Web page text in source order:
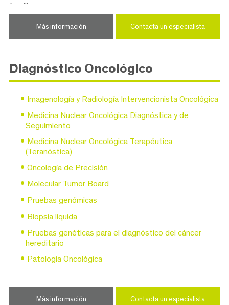
familias.
Más información Contacta un especialista
Diagnóstico Oncológico
Imagenología y Radiología Intervencionista Oncológica
Medicina Nuclear Oncológica Diagnóstica y de
Seguimiento
Medicina Nuclear Oncológica Terapéutica
(Teranóstica)
Oncología de Precisión
Molecular Tumor Board
Pruebas genómicas
Biopsia líquida
Pruebas genéticas para el diagnóstico del cáncer
hereditario
Patología Oncológica
Más información Contacta un especialista